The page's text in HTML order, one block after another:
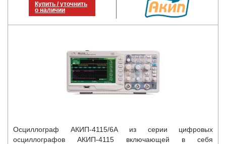
Купить / уточнить
о наличии
Осциллограф АКИП-4115/6А из серии цифровых
осциллографов АКИП-4115 включающей в себя